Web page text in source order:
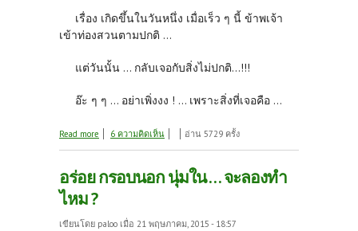
เรื่อง เกิดขึ้นในวันหนึ่ง เมื่อเร็ว ๆ นี้ ข้าพเจ้า
เข้าท่องสวนตามปกติ ...
แต่วันนั้น ... กลับเจอกับสิ่งไม่ปกติ...!!!​
อ๊ะ ๆ ๆ ... อย่าเพิ่งงง ! ... เพราะสิ่งที่เจอคือ ...
Read more about ใครรู้ ... ช่วยบอกที ?
6 ความคิดเห็น อ่าน 5729 ครั้ง
อร่อย กรอบนอก นุ่มใน … จะลองทำ
ไหม ?
เขียนโดย paloo เมื่อ 21 พฤษภาคม, 2015 - 18:57